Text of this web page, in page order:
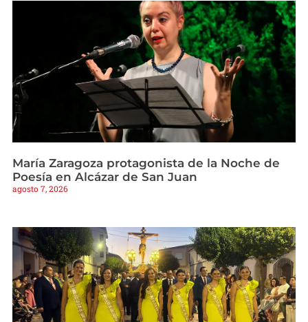
María Zaragoza protagonista de la Noche de
Poesía en Alcázar de San Juan
agosto 7, 2026